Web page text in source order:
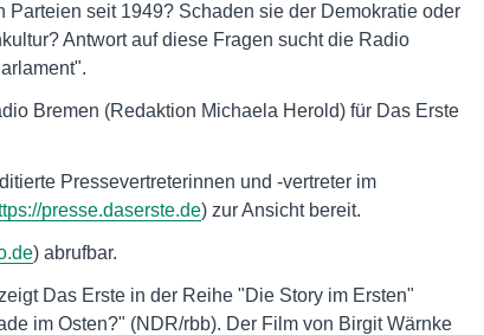
seit 1949? Schaden sie der Demokratie oder
Antwort auf diese Fragen sucht die Radio
Bremen (Redaktion Michaela Herold) für Das Erste
Pressevertreterinnen und -vertreter im
presse.daserste.de) zur Ansicht bereit.
) abrufbar.
Das Erste in der Reihe "Die Story im Ersten"
im Osten?" (NDR/rbb). Der Film von Birgit Wärnke